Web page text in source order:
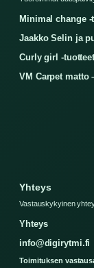
Minimal change
Jaakko Selin ja
Curly girl -
VM Carpet matto
Yhteys
Vastauskykyinen
Yhteys
info@digirytmi.fi
Toimituksen